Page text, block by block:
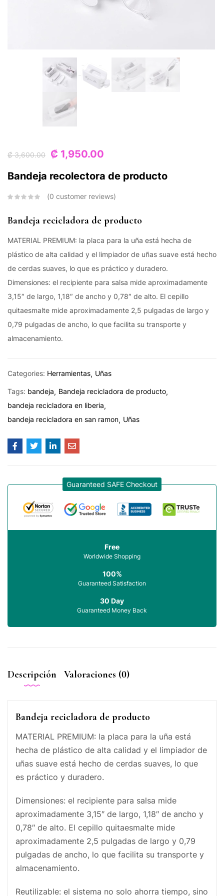
₡3,600.00 ₡ 1,950.00
Bandeja recolectora de producto
0 customer reviews
Bandeja recicladora de producto
MATERIAL PREMIUM: la placa para la uña está hecha de
plástico de alta calidad y el limpiador de uñas suave está hecho
de cerdas suaves, lo que es práctico y duradero.
Dimensiones: el recipiente para salsa mide aproximadamente
3,15″ de largo, 1,18″ de ancho y 0,78″ de alto. El cepillo
quitaesmalte mide aproximadamente 2,5 pulgadas de largo y
0,79 pulgadas de ancho, lo que facilita su transporte y
almacenamiento.
Categories: Herramientas Uñas
Tags: bandeja
Bandeja recicladora de producto
bandeja recicladora en liberia
bandeja recicladora en san ramon Uñas
Guaranteed SAFE Checkout
Free
Worldwide Shopping
100%
Guaranteed Satisfaction
30 Day
Guaranteed Money Back
Descripción Valoraciones (0)
Bandeja recicladora de producto
MATERIAL PREMIUM: la placa para la uña está
hecha de plástico de alta calidad y el limpiador de
uñas suave está hecho de cerdas suaves, lo que
es práctico y duradero.
Dimensiones: el recipiente para salsa mide
aproximadamente 3,15″ de largo, 1,18″ de ancho y
0,78″ de alto. El cepillo quitaesmalte mide
aproximadamente 2,5 pulgadas de largo y 0,79
pulgadas de ancho, lo que facilita su transporte y
almacenamiento.
Reutilizable: el sistema no solo ahorra tiempo, sino